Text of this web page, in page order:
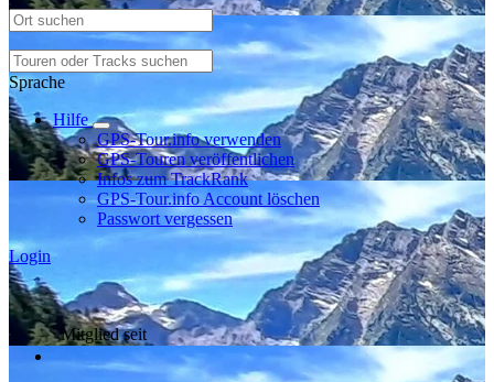
Sprache
Hilfe
GPS-Tour.info verwenden
GPS-Touren veröffentlichen
Infos zum TrackRank
GPS-Tour.info Account löschen
Passwort vergessen
Login
Mitglied seit